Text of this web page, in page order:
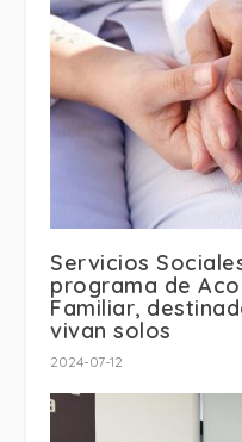
Servicios
programa de
Familiar,
vivan solos
2024-07-12